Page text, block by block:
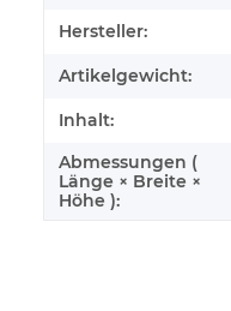
Hersteller:
Artikelgewicht:
Inhalt:
Abmessungen (
Länge × Breite ×
Höhe ):